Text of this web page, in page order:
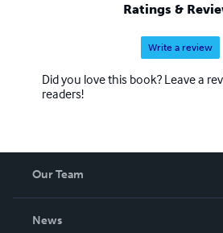
Ratings &
Write a review
Did you love this book? Leave a
readers!
Our Team
News